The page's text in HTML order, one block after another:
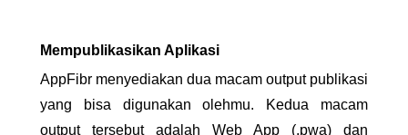
Mempublikasikan Aplikasi
AppFibr menyediakan dua macam output publikasi
yang bisa digunakan olehmu. Kedua macam
output tersebut adalah Web App (.pwa) dan